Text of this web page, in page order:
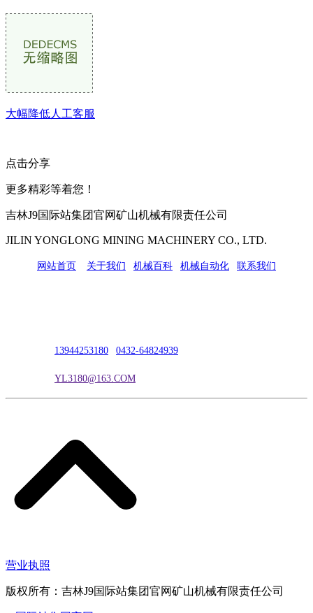
大幅降低人工客服
点击分享
更多精彩等着您！
吉林J9国际站集团官网矿山机械有限责任公司
JILIN YONGLONG MINING MACHINERY CO., LTD.
网站首页 关于我们 机械百科 机械自动化 联系我们
13944253180 0432-64824939
YL3180@163.COM
营业执照
版权所有：吉林J9国际站集团官网矿山机械有限责任公司